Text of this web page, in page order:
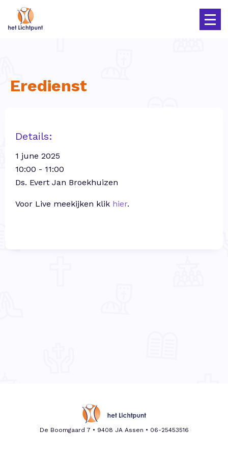
Eredienst
Details:
1 june 2025
10:00 - 11:00
Ds. Evert Jan Broekhuizen
Voor Live meekijken klik hier.
De Boomgaard 7 • 9408 JA Assen • 06-25453516